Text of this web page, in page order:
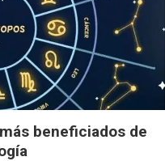
beneficiados de